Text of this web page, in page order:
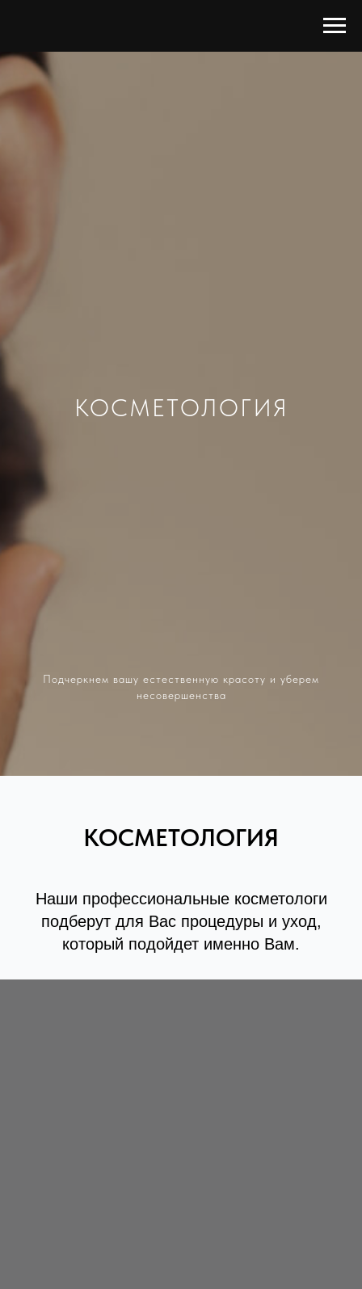
КОСМЕТОЛОГИЯ
Подчеркнем вашу естественную красоту и уберем
несовершенства
КОСМЕТОЛОГИЯ
Наши профессиональные косметологи
подберут для Вас процедуры и уход,
который подойдет именно Вам.